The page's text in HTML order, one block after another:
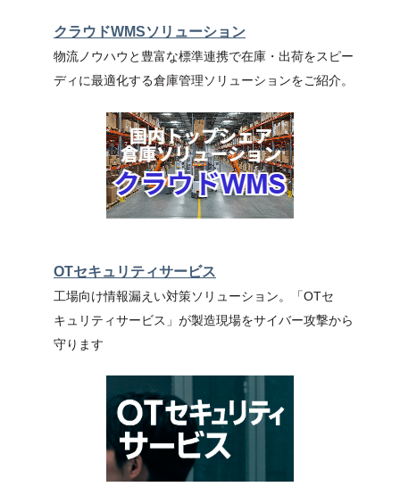
クラウドWMSソリューション
物流ノウハウと豊富な標準連携で在庫・出荷をスピー
ディに最適化する倉庫管理ソリューションをご紹介。
OTセキュリティサービス
工場向け情報漏えい対策ソリューション。「OTセ
キュリティサービス」が製造現場をサイバー攻撃から
守ります